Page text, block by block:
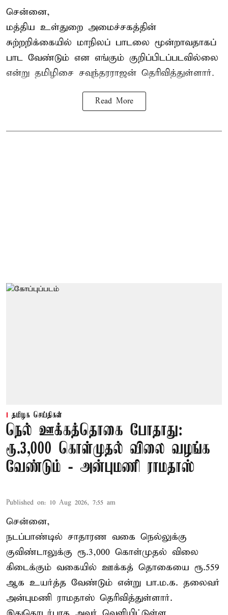
சென்னை,
மத்திய உள்துறை அமைச்சகத்தின்
சுற்றறிக்கையில் மாநிலப் பாடலை மூன்றாவதாகப்
பாட வேண்டும் என எங்கும் குறிப்பிடப்படவில்லை
என்று தமிழிசை சவுந்தரராஜன் தெரிவித்துள்ளார்.
Read More
தமிழக செய்திகள்
நெல் ஊக்கத்தொகை போதாது:
ரூ.3,000 கொள்முதல் விலை வழங்க
வேண்டும் - அன்புமணி ராமதாஸ்
Published on: 10 Aug 2026, 7:55 am
சென்னை,
நடப்பாண்டில் சாதாரண வகை நெல்லுக்கு
குவிண்டாலுக்கு ரூ.3,000 கொள்முதல் விலை
கிடைக்கும் வகையில் ஊக்கத் தொகையை ரூ.559
ஆக உயர்த்த வேண்டும் என்று பா.ம.க. தலைவர்
அன்புமணி ராமதாஸ் தெரிவித்துள்ளார்.